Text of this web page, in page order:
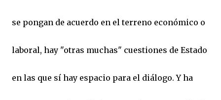
se pongan de acuerdo en el terreno económico o
laboral, hay "otras muchas" cuestiones de Estado
en las que sí hay espacio para el diálogo. Y ha